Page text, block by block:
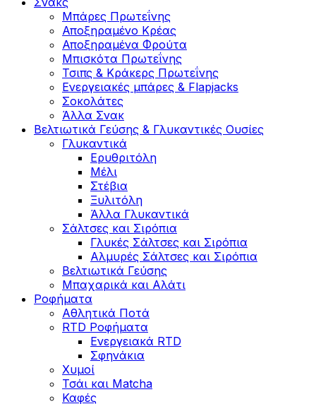
Μπάρες Πρωτεΐνης
Αποξηραμένο Κρέας
Αποξηραμένα Φρούτα
Μπισκότα Πρωτεΐνης
Τσιπς & Kράκερς Πρωτεΐνης
Ενεργειακές μπάρες & Flapjacks
Σοκολάτες
Άλλα Σνακ
Βελτιωτικά Γεύσης & Γλυκαντικές Ουσίες
Γλυκαντικά
Ερυθριτόλη
Μέλι
Στέβια
Ξυλιτόλη
Άλλα Γλυκαντικά
Σάλτσες και Σιρόπια
Γλυκές Σάλτσες και Σιρόπια
Αλμυρές Σάλτσες και Σιρόπια
Bελτιωτικά Γεύσης
Μπαχαρικά και Αλάτι
Ροφήματα
Αθλητικά Ποτά
RTD Ροφήματα
Ενεργειακά RTD
Σφηνάκια
Χυμοί
Τσάι και Matcha
Καφές